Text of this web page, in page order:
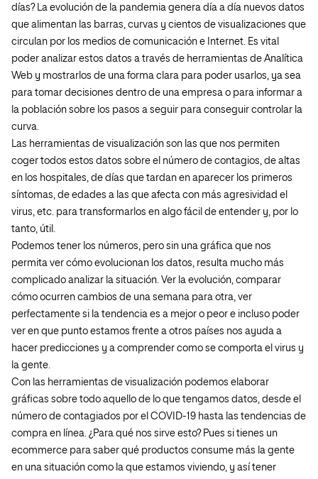
días? La evolución de la pandemia genera día a día nuevos datos
que alimentan las barras, curvas y cientos de visualizaciones que
circulan por los medios de comunicación e Internet. Es vital
poder analizar estos datos a través de herramientas de Analítica
Web y mostrarlos de una forma clara para poder usarlos, ya sea
para tomar decisiones dentro de una empresa o para informar a
la población sobre los pasos a seguir para conseguir controlar la
curva.
Las herramientas de visualización son las que nos permiten
coger todos estos datos sobre el número de contagios, de altas
en los hospitales, de días que tardan en aparecer los primeros
síntomas, de edades a las que afecta con más agresividad el
virus, etc. para transformarlos en algo fácil de entender y, por lo
tanto, útil.
Podemos tener los números, pero sin una gráfica que nos
permita ver cómo evolucionan los datos, resulta mucho más
complicado analizar la situación. Ver la evolución, comparar
cómo ocurren cambios de una semana para otra, ver
perfectamente si la tendencia es a mejor o peor e incluso poder
ver en que punto estamos frente a otros países nos ayuda a
hacer predicciones y a comprender como se comporta el virus y
la gente.
Con las herramientas de visualización podemos elaborar
gráficas sobre todo aquello de lo que tengamos datos, desde el
número de contagiados por el COVID-19 hasta las tendencias de
compra en línea. ¿Para qué nos sirve esto? Pues si tienes un
ecommerce para saber qué productos consume más la gente
en una situación como la que estamos viviendo, y así tener